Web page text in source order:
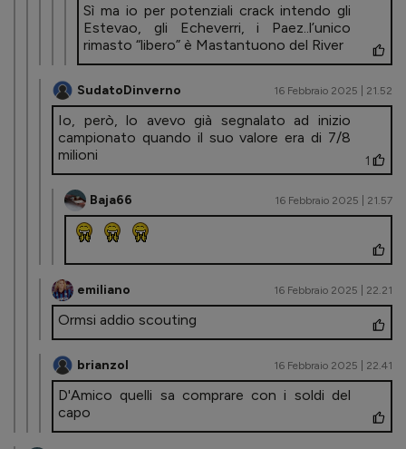
Sì ma io per potenziali crack intendo gli
Estevao, gli Echeverri, i Paez..l’unico
rimasto “libero” è Mastantuono del River
SudatoDinverno 16 Febbraio 2025 | 21.52
Io, però, lo avevo già segnalato ad inizio
campionato quando il suo valore era di 7/8
milioni
1
Baja66 16 Febbraio 2025 | 21.57
emiliano 16 Febbraio 2025 | 22.21
Ormsi addio scouting
brianzol 16 Febbraio 2025 | 22.41
D'Amico quelli sa comprare con i soldi del
capo